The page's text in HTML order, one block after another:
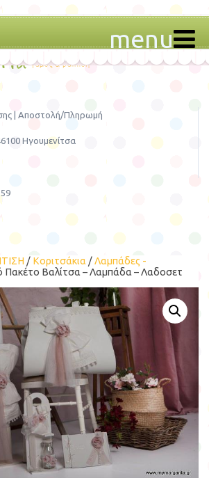
Αποστολή/Πληρωμή
Ηγουμενίτσα
menu
/ Κοριτσάκια /Λαμπάδες -
Πακέτο Βαλίτσα – Λαμπάδα – Λαδοσετ